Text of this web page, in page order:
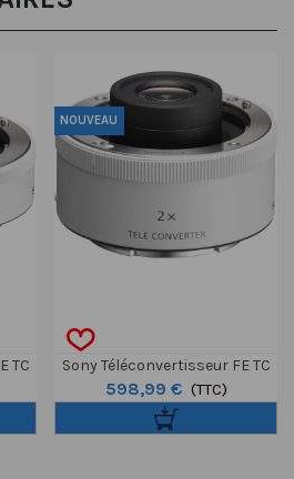
TC
NOUVEAU
Sony Téléconvertisseur FE TC
2x
598,99 € (TTC)